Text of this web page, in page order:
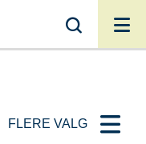
FLERE VALG